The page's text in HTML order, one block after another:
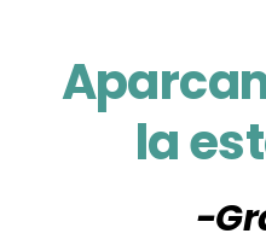
la
-